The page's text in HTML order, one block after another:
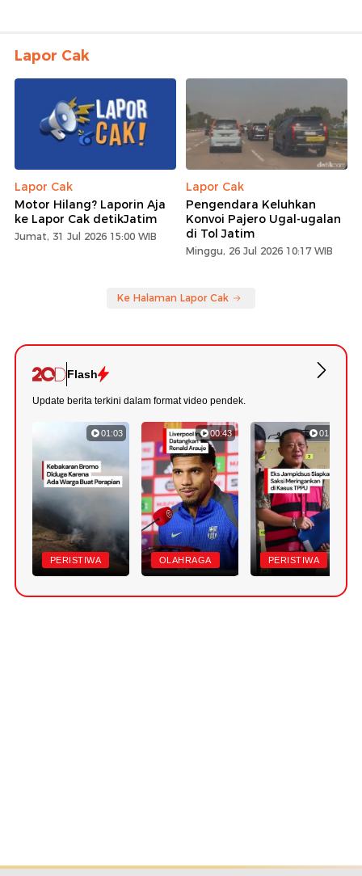
Lapor Cak
Lapor Cak
Motor Hilang? Laporin Aja
ke Lapor Cak detikJatim
Jumat, 31 Jul 2026 15:00 WIB
Lapor Cak
Pengendara Keluhkan
Konvoi Pajero Ugal-ugalan
di Tol Jatim
Minggu, 26 Jul 2026 10:17 WIB
Ke Halaman Lapor Cak
Flash
Update berita terkini dalam format video pendek.
01:03
PERISTIWA
00:43
OLAHRAGA
01:22
PERISTIWA